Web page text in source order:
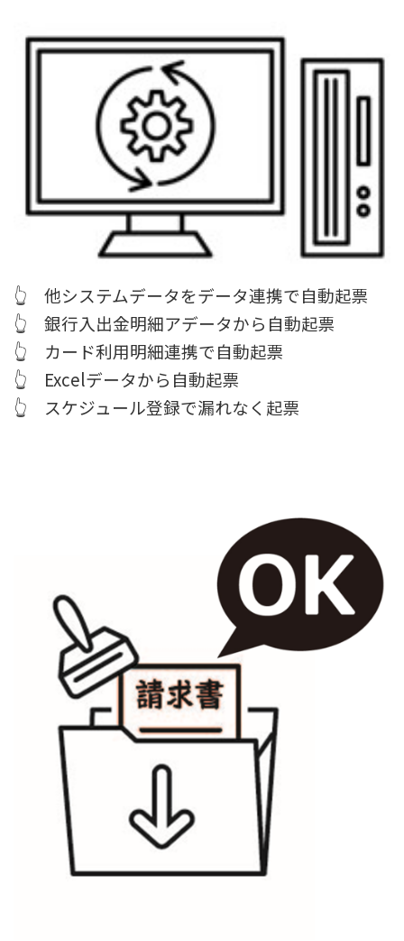
👆 他システムデータをデータ連携で自動起票
👆 銀行入出金明細アデータから自動起票
👆 カード利用明細連携で自動起票
👆 Excelデータから自動起票
👆 スケジュール登録で漏れなく起票